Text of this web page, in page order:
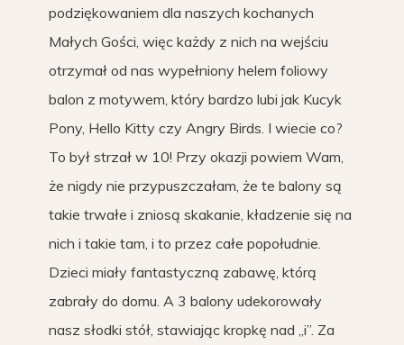
podziękowaniem dla naszych kochanych
Małych Gości, więc każdy z nich na wejściu
otrzymał od nas wypełniony helem foliowy
balon z motywem, który bardzo lubi jak Kucyk
Pony, Hello Kitty czy Angry Birds. I wiecie co?
To był strzał w 10! Przy okazji powiem Wam,
że nigdy nie przypuszczałam, że te balony są
takie trwałe i zniosą skakanie, kładzenie się na
nich i takie tam, i to przez całe popołudnie.
Dzieci miały fantastyczną zabawę, którą
zabrały do domu. A 3 balony udekorowały
nasz słodki stół, stawiając kropkę nad „i”. Za